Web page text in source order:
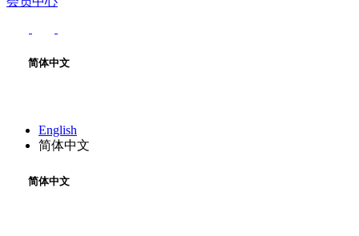
简体中文
English
简体中文
简体中文